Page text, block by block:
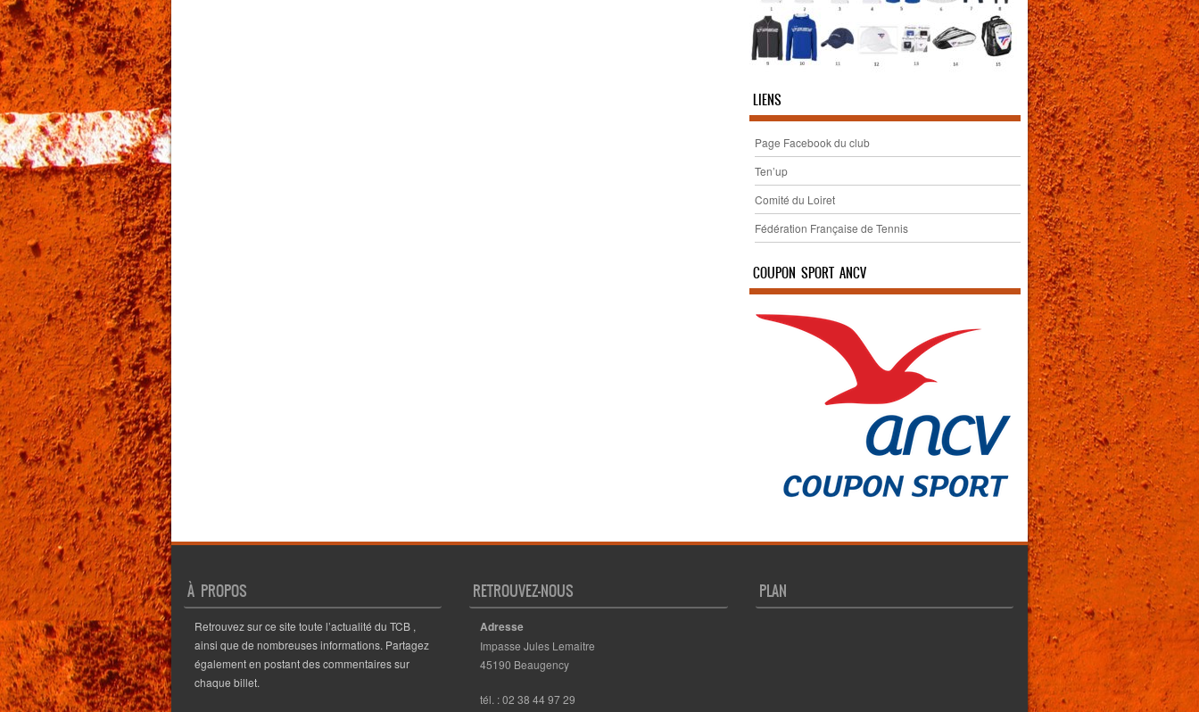
LIENS
Page Facebook du club
Ten’up
Comité du Loiret
Fédération Française de Tennis
COUPON SPORT ANCV
À PROPOS
Retrouvez sur ce site toute l’actualité du TCB ,
ainsi que de nombreuses informations. Partagez
également en postant des commentaires sur
chaque billet.
RETROUVEZ-NOUS
Adresse
Impasse Jules Lemaitre
45190 Beaugency
tél. : 02 38 44 97 29
PLAN